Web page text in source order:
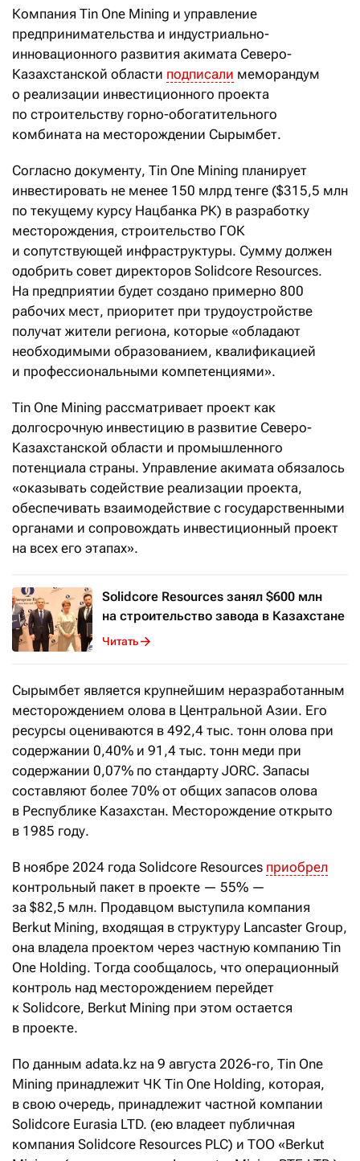
Компания Tin One Mining и управление
предпринимательства и индустриально-
инновационного развития акимата Северо-
Казахстанской области подписали меморандум
о реализации инвестиционного проекта
по строительству горно-обогатительного
комбината на месторождении Сырымбет.
Согласно документу, Tin One Mining планирует
инвестировать не менее 150 млрд тенге ($315,5 млн
по текущему курсу Нацбанка РК) в разработку
месторождения, строительство ГОК
и сопутствующей инфраструктуры. Сумму должен
одобрить совет директоров Solidcore Resources.
На предприятии будет создано примерно 800
рабочих мест, приоритет при трудоустройстве
получат жители региона, которые «обладают
необходимыми образованием, квалификацией
и профессиональными компетенциями».
Tin One Mining рассматривает проект как
долгосрочную инвестицию в развитие Северо-
Казахстанской области и промышленного
потенциала страны. Управление акимата обязалось
«оказывать содействие реализации проекта,
обеспечивать взаимодействие с государственными
органами и сопровождать инвестиционный проект
на всех его этапах».
Solidcore Resources занял $600 млн
на строительство завода в Казахстане
Читать
Сырымбет является крупнейшим неразработанным
месторождением олова в Центральной Азии. Его
ресурсы оцениваются в 492,4 тыс. тонн олова при
содержании 0,40% и 91,4 тыс. тонн меди при
содержании 0,07% по стандарту JORC. Запасы
составляют более 70% от общих запасов олова
в Республике Казахстан. Месторождение открыто
в 1985 году.
В ноябре 2024 года Solidcore Resources приобрел
контрольный пакет в проекте — 55% —
за $82,5 млн. Продавцом выступила компания
Berkut Mining, входящая в структуру Lancaster Group,
она владела проектом через частную компанию Tin
One Holding. Тогда сообщалось, что операционный
контроль над месторождением перейдет
к Solidcore, Berkut Mining при этом остается
в проекте.
По данным adata.kz на 9 августа 2026-го, Tin One
Mining принадлежит ЧК Tin One Holding, которая,
в свою очередь, принадлежит частной компании
Solidcore Eurasia LTD. (ею владеет публичная
компания Solidcore Resources PLC) и ТОО «Berkut